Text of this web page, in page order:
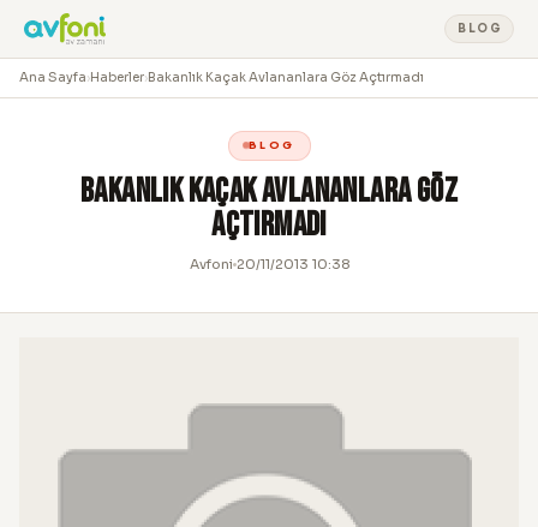
BLOG
Ana Sayfa›Haberler›Bakanlık Kaçak Avlananlara Göz Açtırmadı
BLOG
Bakanlık Kaçak Avlananlara Göz
Açtırmadı
Avfoni 20/11/2013 10:38